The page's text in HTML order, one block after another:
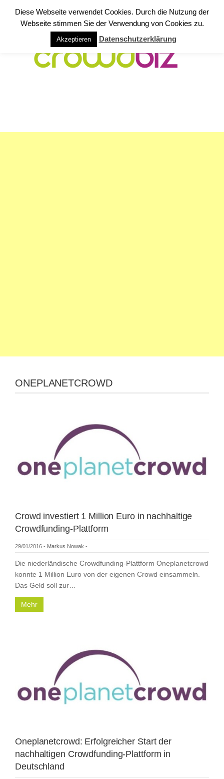
ONEPLANETCROWD
Crowd investiert 1 Million Euro in nachhaltige
Crowdfunding-Plattform
29/01/2016 - Markus Nowak -
Die niederländische Crowdfunding-Plattform Oneplanetcrowd
konnte 1 Million Euro von der eigenen Crowd einsammeln.
Das Geld soll zur…
Mehr
Oneplanetcrowd: Erfolgreicher Start der
nachhaltigen Crowdfunding-Plattform in
Deutschland
Diese Webseite verwendet Cookies. Durch die Nutzung der
Webseite stimmen Sie der Verwendung von Cookies zu.
Akzeptieren Datenschutzerklärung